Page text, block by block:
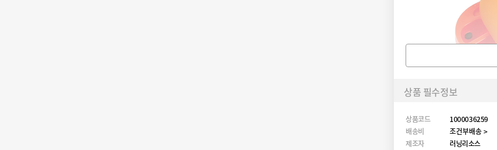
상품 필수정보
상품코드
1000036259
배송비
조건부배송 >
제조자
러닝리소스